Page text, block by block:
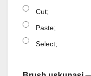
Cut;
Paste;
Select;